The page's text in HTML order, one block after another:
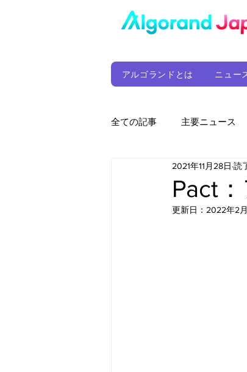
アルゴランドとは ニュー
全ての記事 主要ニュース
ウォレット 定期レポ
Pact
2021年11月28日 読
更新日： 2022年2